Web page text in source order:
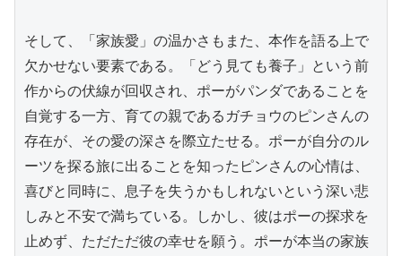
そして、「家族愛」の温かさもまた、本作を語る上で
欠かせない要素である。「どう見ても養子」という前
作からの伏線が回収され、ポーがパンダであることを
自覚する一方、育ての親であるガチョウのピンさんの
存在が、その愛の深さを際立たせる。ポーが自分のル
ーツを探る旅に出ることを知ったピンさんの心情は、
喜びと同時に、息子を失うかもしれないという深い悲
しみと不安で満ちている。しかし、彼はポーの探求を
止めず、ただただ彼の幸せを願う。ポーが本当の家族